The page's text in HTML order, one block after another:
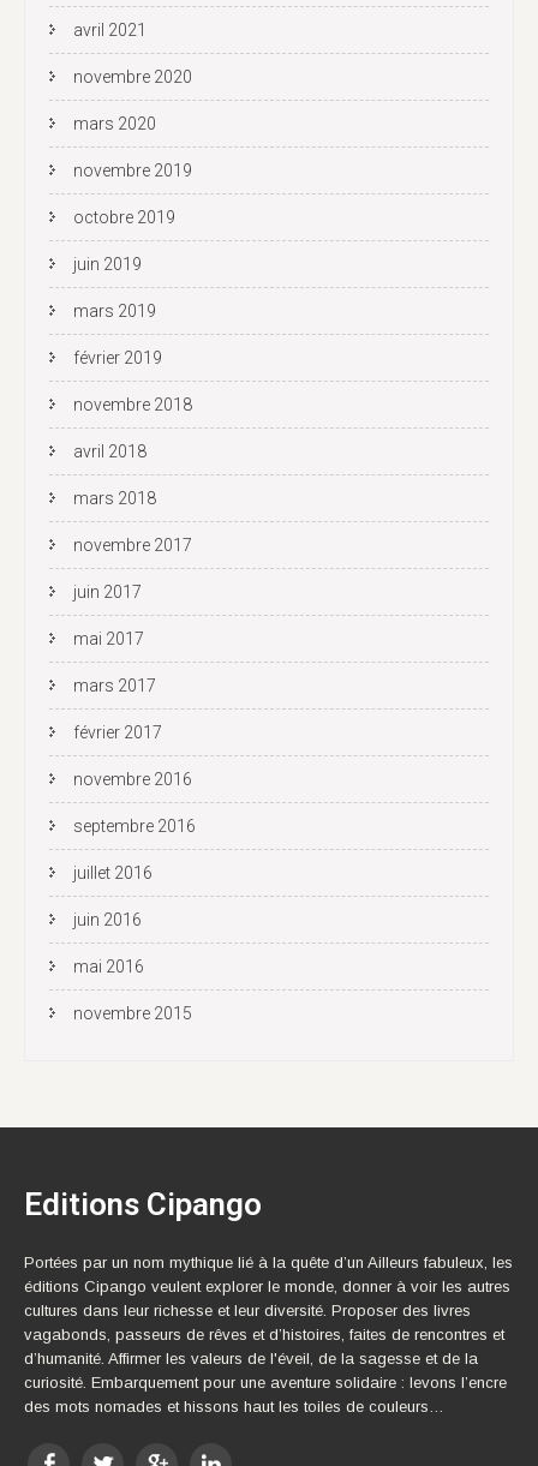
avril 2021
novembre 2020
mars 2020
novembre 2019
octobre 2019
juin 2019
mars 2019
février 2019
novembre 2018
avril 2018
mars 2018
novembre 2017
juin 2017
mai 2017
mars 2017
février 2017
novembre 2016
septembre 2016
juillet 2016
juin 2016
mai 2016
novembre 2015
Editions Cipango
Portées par un nom mythique lié à la quête d’un Ailleurs fabuleux, les
éditions Cipango veulent explorer le monde, donner à voir les autres
cultures dans leur richesse et leur diversité. Proposer des livres
vagabonds, passeurs de rêves et d’histoires, faites de rencontres et
d’humanité. Affirmer les valeurs de l'éveil, de la sagesse et de la
curiosité. Embarquement pour une aventure solidaire : levons l’encre
des mots nomades et hissons haut les toiles de couleurs…